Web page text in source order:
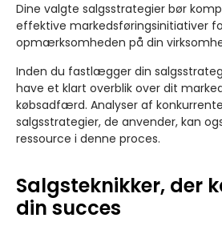
Dine valgte salgsstrategier bør
effektive markedsføringsinitiativer
opmærksomheden på din
Inden du fastlægger din
have et klart overblik over dit
købsadfærd. Analyser af
salgsstrategier, de anvender, kan
ressource i denne proces.
Salgsteknikker, der
din succes